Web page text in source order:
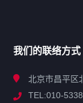
解决方案
我们的联络方式
北京市昌平区
TEL:010-